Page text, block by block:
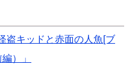
盗キッドと赤面の人魚[ブ
）」